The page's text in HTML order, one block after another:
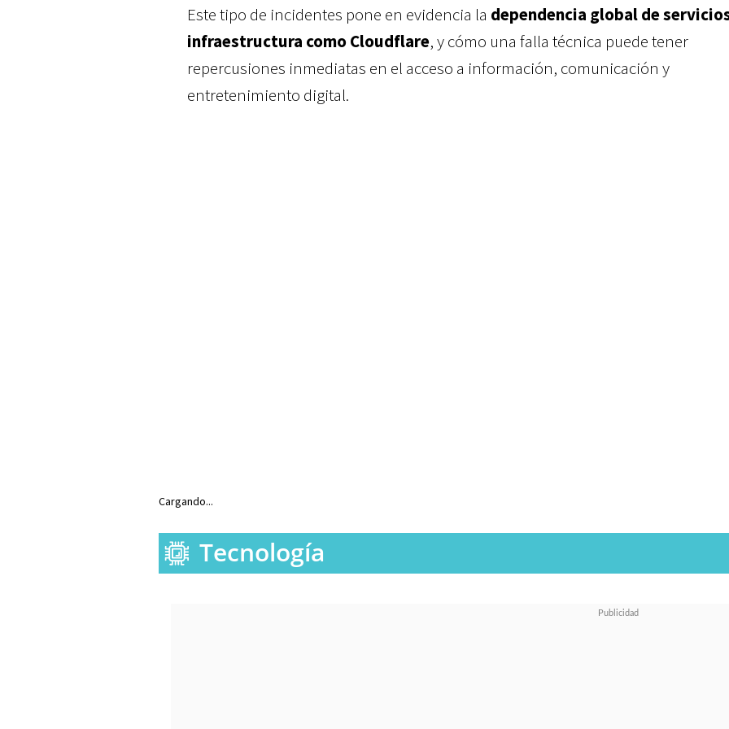
Este tipo de incidentes pone en evidencia la dependencia global de
infraestructura como Cloudflare, y cómo una falla técnica puede tener
repercusiones inmediatas en el acceso a información, comunicación y
entretenimiento digital.
Cargando...
Tecnología